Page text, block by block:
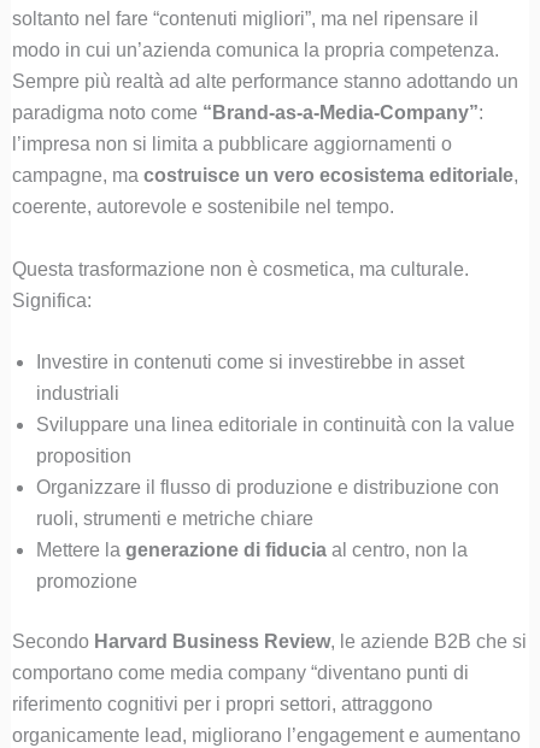
soltanto nel fare “contenuti migliori”, ma nel ripensare il
modo in cui un’azienda comunica la propria competenza.
Sempre più realtà ad alte performance stanno adottando un
paradigma noto come “Brand-as-a-Media-Company”:
l’impresa non si limita a pubblicare aggiornamenti o
campagne, ma costruisce un vero ecosistema editoriale,
coerente, autorevole e sostenibile nel tempo.
Questa trasformazione non è cosmetica, ma culturale.
Significa:
Investire in contenuti come si investirebbe in asset
industriali
Sviluppare una linea editoriale in continuità con la value
proposition
Organizzare il flusso di produzione e distribuzione con
ruoli, strumenti e metriche chiare
Mettere la generazione di fiduciaal centro, non la
promozione
Secondo Harvard Business Review, le aziende B2B che si
comportano come media company “diventano punti di
riferimento cognitivi per i propri settori, attraggono
organicamente lead, migliorano l’engagement e aumentano